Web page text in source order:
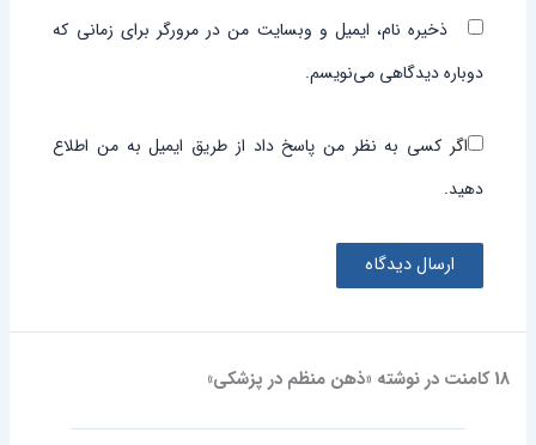
ذخیره نام، ایمیل و وبسایت من در مرورگر برای زمانی که
دوباره دیدگاهی می‌نویسم.
اگر کسی به نظر من پاسخ داد از طریق ایمیل به من اطلاع
دهید.
18 کامنت در نوشته «ذهن منظم در پزشکی»